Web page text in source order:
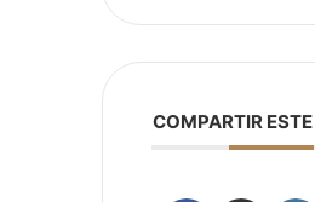
COMPARTIR